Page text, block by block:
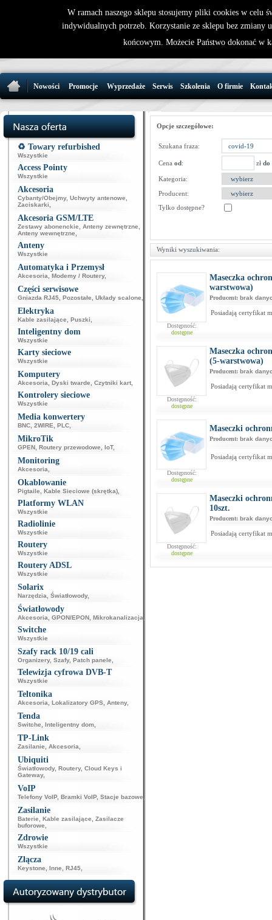
32 721 86
Nowości Promocje Wyprzedaże Serwis Szkolenia O firmie
♻️ Towary refurbished
Wszystkie
Access Pointy
Wszystkie
Akcesoria
Cybanty/Obejmy, Uchwyty antenowe
Zaciskarki
Akcesoria GSM/LTE
Zestawy abonenckie Anteny zewnętrzne
Anteny wewnętrzne
Anteny
Wszystkie
Automatyka i Przemysł
Akcesoria Modemy / Routery,
Części serwisowe
Gniazda RJ45 Pozostałe Układy scalone
Elektryka
Kable zasilające Puszki
Inteligentny dom
Wszystkie
Karty sieciowe
Wszystkie
Komputery
Akcesoria Dyski twarde Czytniki kart
Kontrolery sieciowe
Wszystkie
Media konwertery
BNC 2WIRE PLC
MikroTik
GPEN Routery przewodowe IoT,
Monitoring
Akcesoria
Okablowanie
Pigtaile Kable Sieciowe (skrętka)
Platformy WLAN
Wszystkie
Radiolinie
Wszystkie
Routery
Wszystkie
Routery ADSL
Wszystkie
Solarix
Narzędzia Światłowody,
Światłowody
Akcesoria GPON/EPON Mikrokanalizacja
Switche
Wszystkie
Szafy rack 10/19 cali
Organizery, Szafy, Patch panele
Telewizja cyfrowa DVB-T
Wszystkie
Teltonika
Akcesoria Lokalizatory GPS Anteny,
Tenda
Switche Inteligentny dom
TP-Link
Zasilanie Akcesoria
Ubiquiti
Światłowody, Routery, Cloud Keys i
Gateway,
VoIP
Telefony VoIP, Bramki VoIP, Stacje bazowe
Zasilanie
Baterie Kable zasilające
Zasilacze
buforowe
Zdrowie
Wszystkie
Złącza
Keystone Inne RJ45
Opcje szczegółowe:
Szukana fraza:
Cena od: zł do
Kategoria:
Producent:
Tylko dostępne?
Wyniki wyszukiwania:
Dostępność:
dostępne
Maseczka
warstwowa)
Producent: brak
Posiadają certyfikat
Dostępność:
dostępne
Maseczka
(5-warstwowa)
Producent: brak
Posiadają certyfikat
Dostępność:
dostępne
Maseczki
Producent: brak
Posiadają certyfikat
Dostępność:
dostępne
Maseczki
10szt.
Producent: brak
Posiadają certyfikat
W ramach naszego sklepu stosujemy pliki cookies w celu
indywidualnych potrzeb. Korzystanie ze sklepu bez zmiany
końcowym. Możecie Państwo dokonać w